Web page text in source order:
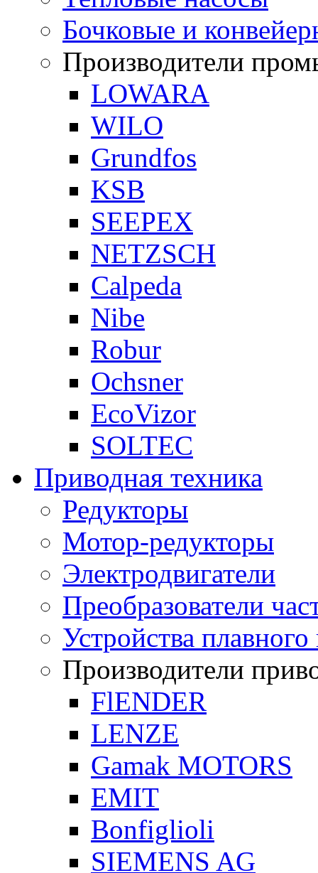
Бочковые и
Производители
LOWARA
WILO
Grundfos
KSB
SEEPEX
NETZSCH
Сalpeda
Nibe
Robur
Ochsner
EcoVizor
SOLTEC
Приводная техника
Редукторы
Мотор-редукторы
Электродвигатели
Преобразователи
Устройства плавного
Производители
FlENDER
LENZE
Gamak MOTORS
EMIT
Bonfiglioli
SIEMENS AG